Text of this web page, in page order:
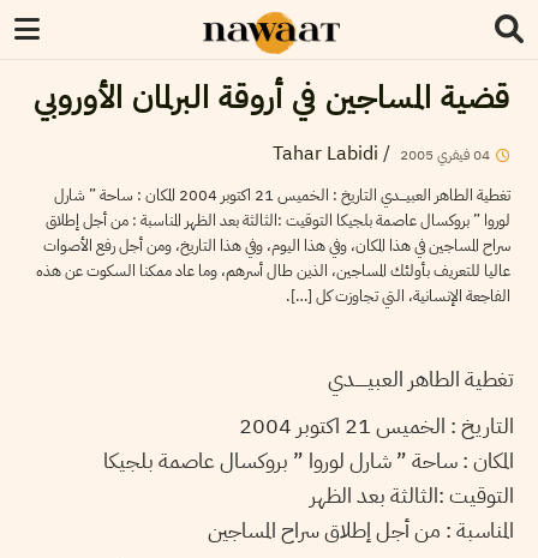
قضية المساجين في أروقة البرلمان الأوروبي
04فيفري 2005
/
Tahar Labidi
تغطية الطاهر العبيـــــدي التاريخ : الخميس 21 اكتوبر 2004 المكان : ساحة ” شارل
لوروا ” بروكسال عاصمة بلجيكا التوقيت :الثالثة بعد الظهر المناسبة : من أجل إطلاق
سراح المساجين في هذا المكان، وفي هذا اليوم، وفي هذا التاريخ، ومن أجل رفع الأصوات
عاليا للتعريف بأولئك المساجين، الذين طال أسرهم، وما عاد ممكنا السكوت عن هذه
الفاجعة الإنسانية، التي تجاوزت كل […].
تغطية الطاهر العبيـــــدي
التاريخ : الخميس 21 اكتوبر 2004
المكان : ساحة ” شارل لوروا ” بروكسال عاصمة بلجيكا
التوقيت :الثالثة بعد الظهر
المناسبة : من أجل إطلاق سراح المساجين